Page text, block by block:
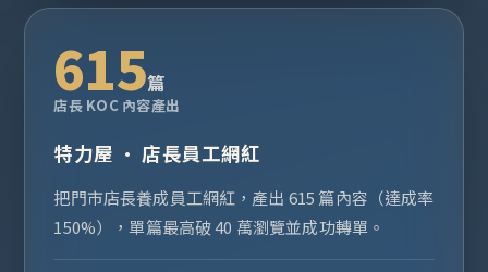
615篇
店長 KOC 內容產出
特力屋 · 店長員工網紅
把門市店長養成員工網紅，產出 615 篇內容（達成率
150%），單篇最高破 40 萬瀏覽並成功轉單。